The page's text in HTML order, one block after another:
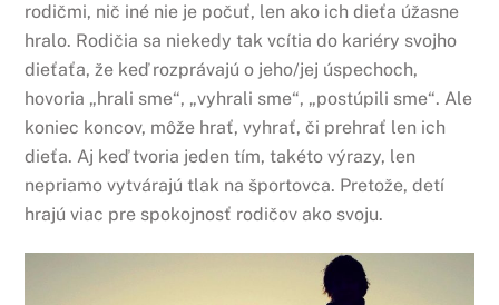
rodičmi, nič iné nie je počuť, len ako ich dieťa úžasne
hralo. Rodičia sa niekedy tak vcítia do kariéry svojho
dieťaťa, že keď rozprávajú o jeho/jej úspechoch,
hovoria „hrali sme“, „vyhrali sme“, „postúpili sme“. Ale
koniec koncov, môže hrať, vyhrať, či prehrať len ich
dieťa. Aj keď tvoria jeden tím, takéto výrazy, len
nepriamo vytvárajú tlak na športovca. Pretože, detí
hrajú viac pre spokojnosť rodičov ako svoju.